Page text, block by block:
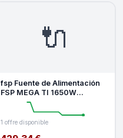
🔌
fsp Fuente de Alimentación
FSP MEGA TI 1650W
Certificación ATX 3.1 haut
rendemen
1 offre disponible